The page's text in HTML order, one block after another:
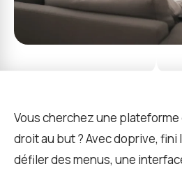
Vous cherchez une plateforme
droit au but ? Avec doprive, fini
défiler des menus, une